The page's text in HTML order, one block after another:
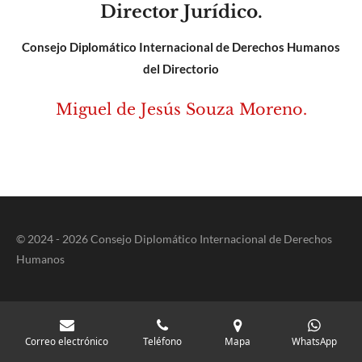
Director Jurídico.
Consejo Diplomático Internacional de Derechos Humanos
del Directorio
Miguel de Jesús Souza Moreno.
© 2024 - 2026 Consejo Diplomático Internacional de Derechos
Humanos
Correo electrónico Teléfono Mapa WhatsApp